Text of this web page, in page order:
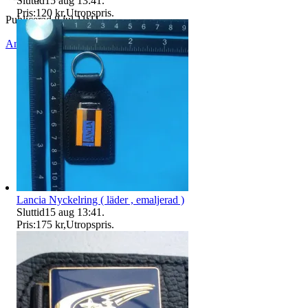
Publicerad 8 jul 11:11
Anmäl Sälj liknande
Pris:120 kr,Utropspris.
Lancia Nyckelring ( läder , emaljerad )
Sluttid15 aug 13:41 .
Pris:175 kr,Utropspris.